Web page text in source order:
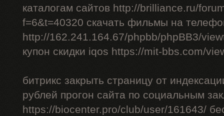
каталогам сайтов http://brilliance.ru/
f=6&t=40320 скачать фильмы на
http://162.241.164.67/phpbb/phpBB3/
купон скидки iqos https://mit-bbs.com/
битрикс закрыть страницу от
рублей прогон сайта по социальным
https://biocenter.pro/club/user/161643/